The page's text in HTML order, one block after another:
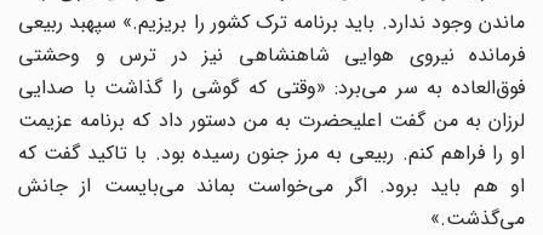
ماندن وجود ندارد. باید برنامه ترک کشور را بریزیم.» سپهبد ربیعی
فرمانده نیروی هوایی شاهنشاهی نیز در ترس و وحشتی
فوق‌العاده به سر می‌برد: «وقتی که گوشی را گذاشت با صدایی
لرزان به من گفت اعلیحضرت به من دستور داد که برنامه عزیمت
او را فراهم کنم. ربیعی به مرز جنون رسیده بود. با تاکید گفت که
او هم باید برود. اگر می‌خواست بماند می‌بایست از جانش
می‌گذشت.»